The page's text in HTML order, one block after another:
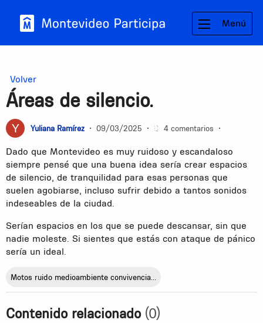
Menú
Volver
Áreas de silencio.
Yuliana Ramírez • 09/03/2025 • 4 comentarios •
Dado que Montevideo es muy ruidoso y escandaloso
siempre pensé que una buena idea sería crear espacios
de silencio, de tranquilidad para esas personas que
suelen agobiarse, incluso sufrir debido a tantos sonidos
indeseables de la ciudad.
Serían espacios en los que se puede descansar, sin que
nadie moleste. Si sientes que estás con ataque de pánico
sería un ideal.
Motos ruido medioambiente convivencia...
Contenido relacionado (0)